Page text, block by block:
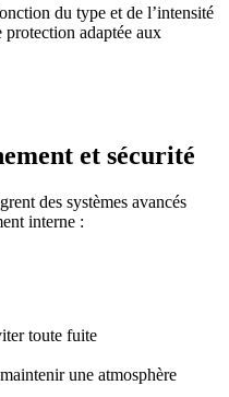
du type et de l’intensité
adaptée aux
et sécurité
des systèmes avancés
interne :
toute fuite
une atmosphère